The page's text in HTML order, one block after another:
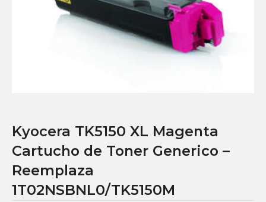
Kyocera TK5150 XL Magenta
Cartucho de Toner Generico –
Reemplaza
1T02NSBNL0/TK5150M